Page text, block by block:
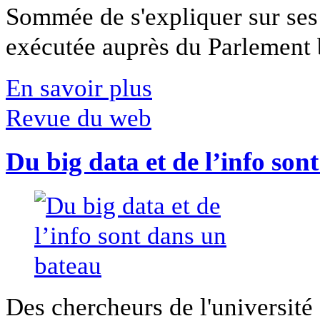
Sommée de s'expliquer sur
exécutée auprès du
En savoir plus
Revue du web
Du big data et de l’info
Des chercheurs de